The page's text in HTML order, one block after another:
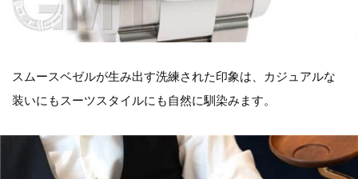
スムースベゼルが生み出す洗練された印象は、カジュアルな
装いにもスーツスタイルにも自然に馴染みます。